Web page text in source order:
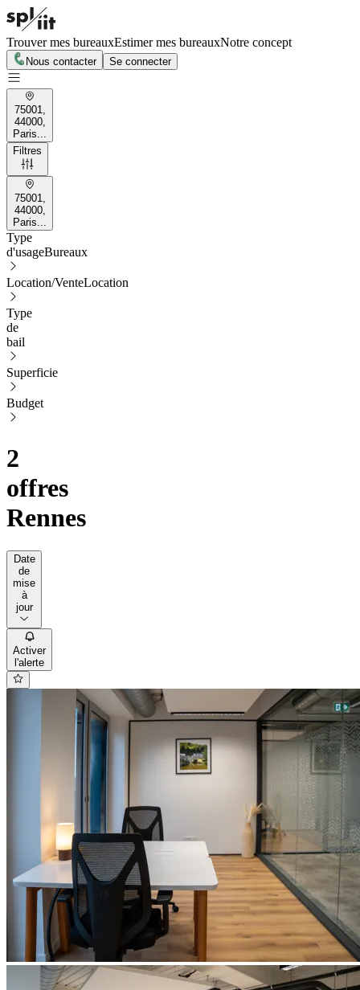
Trouver mes bureauxEstimer mes bureauxNotre concept
Nous contacter Se connecter
75001,
44000,
Paris...
Filtres
75001,
44000,
Paris...
Type
d'usageBureaux
Location/VenteLocation
Type
de
bail
Superficie
Budget
2
offres
Rennes
Date
de
mise
à
jour
Activer
l'alerte